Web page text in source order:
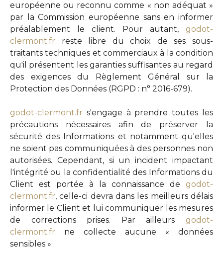
européenne ou reconnu comme « non adéquat »
par la Commission européenne sans en informer
préalablement le client. Pour autant, godot-
clermont.fr reste libre du choix de ses sous-
traitants techniques et commerciaux à la condition
qu'il présentent les garanties suffisantes au regard
des exigences du Règlement Général sur la
Protection des Données (RGPD : n° 2016-679).
godot-clermont.fr s'engage à prendre toutes les
précautions nécessaires afin de préserver la
sécurité des Informations et notamment qu'elles
ne soient pas communiquées à des personnes non
autorisées. Cependant, si un incident impactant
l'intégrité ou la confidentialité des Informations du
Client est portée à la connaissance de godot-
clermont.fr, celle-ci devra dans les meilleurs délais
informer le Client et lui communiquer les mesures
de corrections prises. Par ailleurs godot-
clermont.fr ne collecte aucune « données
sensibles ».